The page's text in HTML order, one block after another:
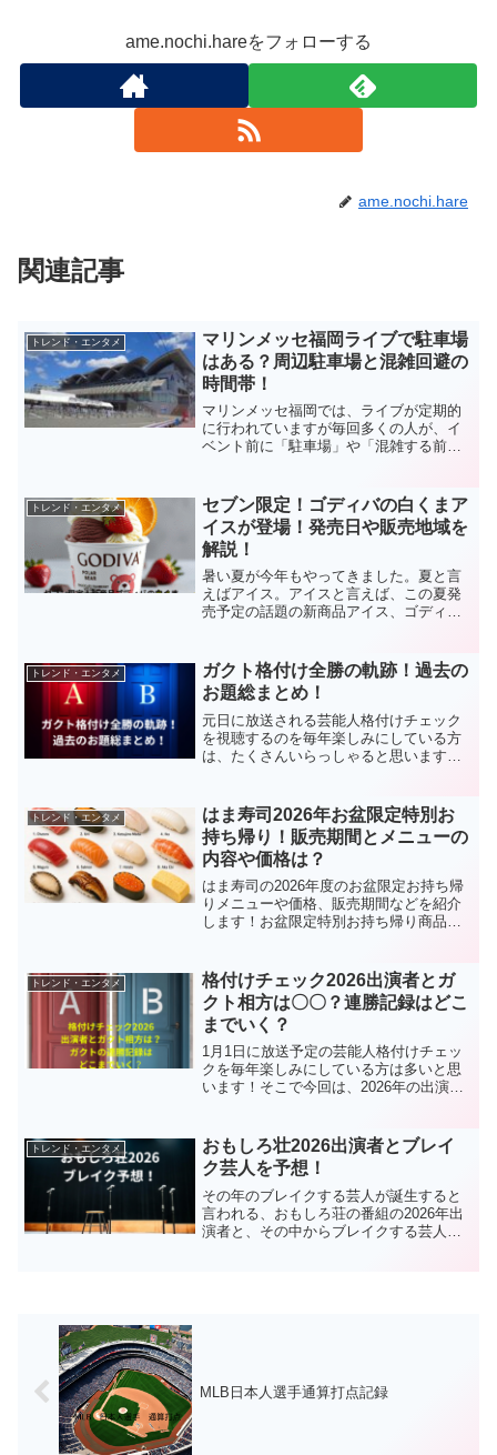
ame.nochi.hareをフォローする
ame.nochi.hare
関連記事
トレンド・エンタメ
マリンメッセ福岡ライブで駐車場
はある？周辺駐車場と混雑回避の
時間帯！
マリンメッセ福岡では、ライブが定期的
に行われていますが毎回多くの人が、イ
ベント前に「駐車場」や「混雑する前に
こで今回は、『マリンメッセ福岡周辺の
駐車場』と『混雑回避の時...
トレンド・エンタメ
セブン限定！ゴディバの白くまア
イスが登場！発売日や販売地域を
解説！
暑い夏が今年もやってきました。夏と言
えばアイス。アイスと言えば、この夏発
売予定の話題の新商品アイス、ゴディバ
バのチョコロールケーキで
＼いつもの時間が極上に！...
トレンド・エンタメ
ガクト格付け全勝の軌跡！過去の
お題総まとめ！
元日に放送される芸能人格付けチェック
を視聴するのを毎年楽しみにしている方
は、たくさんいらっしゃると思います！
の国民的番組とも言えますね！そんな国
民的番組の芸能人格付けチ...
トレンド・エンタメ
はま寿司2026年お盆限定特別お
持ち帰り！販売期間とメニューの
内容や価格は？
はま寿司の2026年度のお盆限定お持ち帰
りメニューや価格、販売期間などを紹介
します！お盆限定特別お持ち帰り商品
極(きわみ)の1種類です！極(きわみ)の人
数分(貫数)で...
トレンド・エンタメ
格付けチェック2026出演者とガ
クト相方は〇〇？連勝記録はどこ
までいく？
1月1日に放送予定の芸能人格付けチェッ
クを毎年楽しみにしている方は多いと思
います！そこで今回は、2026年の出演者
す！ 負けを許さないメンタ
ル！ ＼読んで一流の勝...
トレンド・エンタメ
おもしろ壮2026出演者とブレイ
ク芸人を予想！
その年のブレイクする芸人が誕生すると
言われる、おもしろ荘の番組の2026年出
演者と、その中からブレイクする芸人を
MLB日本人選手通算打点記録